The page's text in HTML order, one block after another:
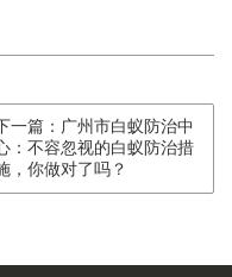
一篇：广州市白蚁防治中
：不容忽视的白蚁防治措
，你做对了吗？